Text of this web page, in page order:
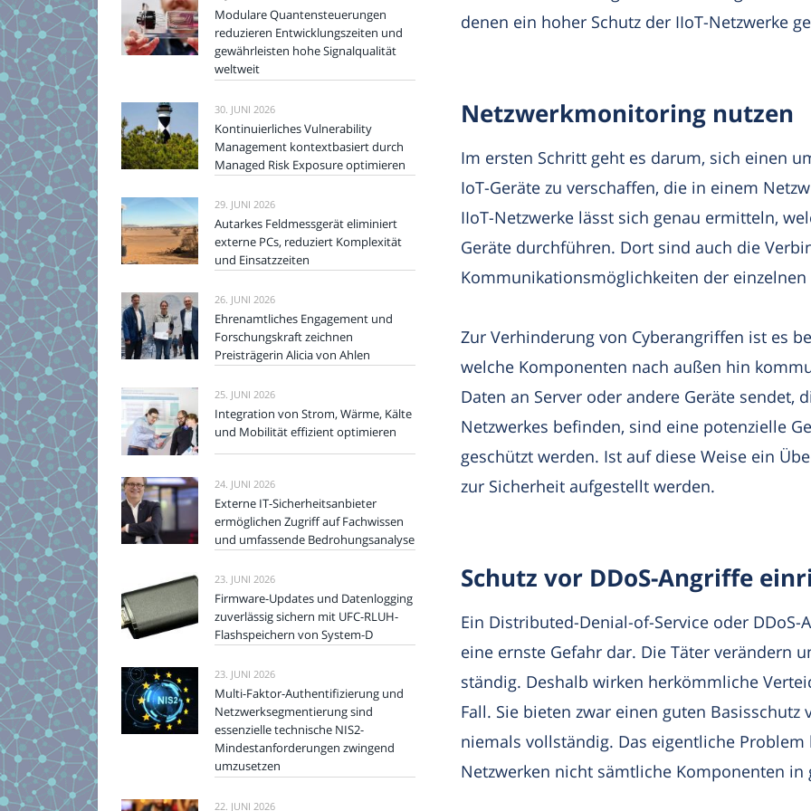
denen ein hoher Schutz der IIoT-Netzwerke
Netzwerkmonitoring nutzen
Im ersten Schritt geht es darum, sich einen
IoT-Geräte zu verschaffen, die in einem
IIoT-Netzwerke lässt sich genau ermitteln,
Geräte durchführen. Dort sind auch die
Kommunikationsmöglichkeiten der
Zur Verhinderung von Cyberangriffen ist es
welche Komponenten nach außen hin
Daten an Server oder andere Geräte sendet,
Netzwerkes befinden, sind eine potenzielle
geschützt werden. Ist auf diese Weise ein
zur Sicherheit aufgestellt werden.
Schutz vor DDoS-Angriffe
Ein Distributed-Denial-of-Service oder
eine ernste Gefahr dar. Die Täter verändern
ständig. Deshalb wirken herkömmliche
Fall. Sie bieten zwar einen guten
niemals vollständig. Das eigentliche
Netzwerken nicht sämtliche Komponenten
Modulare Quantensteuerungen
reduzieren Entwicklungszeiten und
gewährleisten hohe Signalqualität
weltweit
30. JUNI 2026
Kontinuierliches Vulnerability
Management kontextbasiert durch
Managed Risk Exposure optimieren
29. JUNI 2026
Autarkes Feldmessgerät eliminiert
externe PCs, reduziert Komplexität
und Einsatzzeiten
26. JUNI 2026
Ehrenamtliches Engagement und
Forschungskraft zeichnen
Preisträgerin Alicia von Ahlen
25. JUNI 2026
Integration von Strom, Wärme, Kälte
und Mobilität effizient optimieren
24. JUNI 2026
Externe IT-Sicherheitsanbieter
ermöglichen Zugriff auf Fachwissen
und umfassende Bedrohungsanalyse
23. JUNI 2026
Firmware-Updates und Datenlogging
zuverlässig sichern mit UFC-RLUH-
Flashspeichern von System-D
23. JUNI 2026
Multi-Faktor-Authentifizierung und
Netzwerksegmentierung sind
essenzielle technische NIS2-
Mindestanforderungen zwingend
umzusetzen
22. JUNI 2026